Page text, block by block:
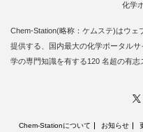
化学
Chem-Station(略称：ケムステ)はウェ
提供する、国内最大の化学ポータル
学の専門知識を有する120 名超の有志
Chem-Stationについて お知らせ